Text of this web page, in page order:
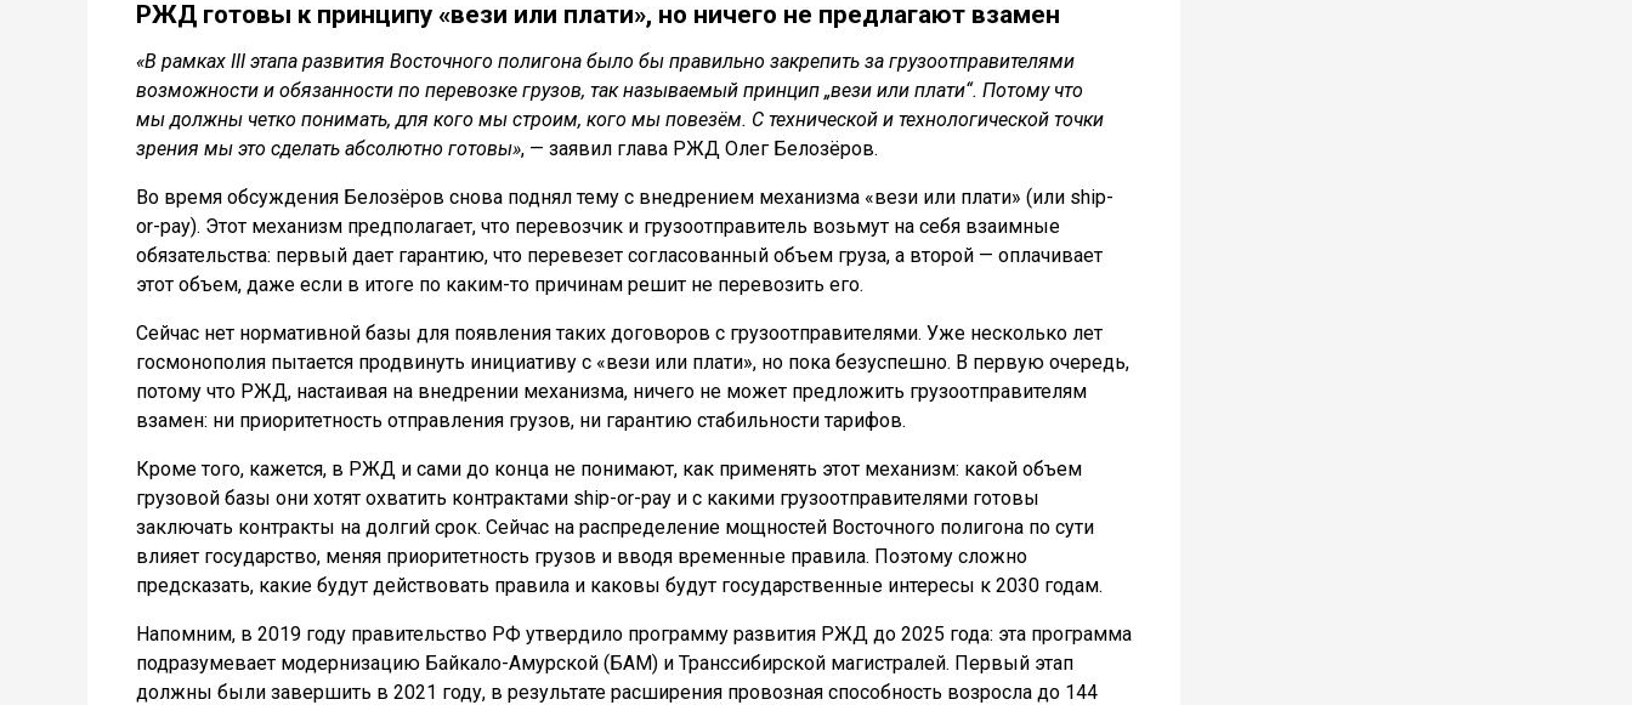
РЖД готовы к принципу «вези или плати», но ничего не предлагают взамен
«В рамках III этапа развития Восточного полигона было бы правильно закрепить за грузоотправителями
возможности и обязанности по перевозке грузов, так называемый принцип „вези или плати“. Потому что
мы должны четко понимать, для кого мы строим, кого мы повезём. С технической и технологической точки
зрения мы это сделать абсолютно готовы», — заявил глава РЖД Олег Белозёров.
Во время обсуждения Белозёров снова поднял тему с внедрением механизма «вези или плати» (или ship-
or-pay). Этот механизм предполагает, что перевозчик и грузоотправитель возьмут на себя взаимные
обязательства: первый дает гарантию, что перевезет согласованный объем груза, а второй — оплачивает
этот объем, даже если в итоге по каким-то причинам решит не перевозить его.
Сейчас нет нормативной базы для появления таких договоров с грузоотправителями. Уже несколько лет
госмонополия пытается продвинуть инициативу с «вези или плати», но пока безуспешно. В первую очередь,
потому что РЖД, настаивая на внедрении механизма, ничего не может предложить грузоотправителям
взамен: ни приоритетность отправления грузов, ни гарантию стабильности тарифов.
Кроме того, кажется, в РЖД и сами до конца не понимают, как применять этот механизм: какой объем
грузовой базы они хотят охватить контрактами ship-or-pay и с какими грузоотправителями готовы
заключать контракты на долгий срок. Сейчас на распределение мощностей Восточного полигона по сути
влияет государство, меняя приоритетность грузов и вводя временные правила. Поэтому сложно
предсказать, какие будут действовать правила и каковы будут государственные интересы к 2030 годам.
Напомним, в 2019 году правительство РФ утвердило программу развития РЖД до 2025 года: эта программа
подразумевает модернизацию Байкало-Амурской (БАМ) и Транссибирской магистралей. Первый этап
должны были завершить в 2021 году, в результате расширения провозная способность возросла до 144